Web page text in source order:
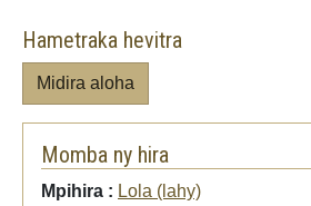
Hametraka hevitra
Midira aloha
Momba ny hira
Mpihira : Lola (lahy)